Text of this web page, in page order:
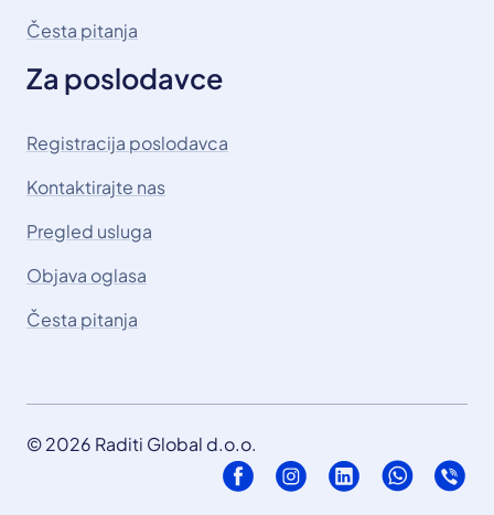
Česta pitanja
Za poslodavce
Registracija poslodavca
Kontaktirajte nas
Pregled usluga
Objava oglasa
Česta pitanja
© 2026 Raditi Global d.o.o.